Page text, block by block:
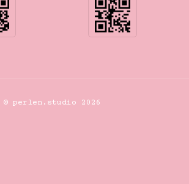
© perlen.studio 2026